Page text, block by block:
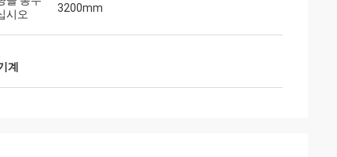
시오
3200mm
계